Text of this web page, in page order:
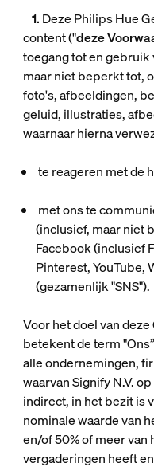
1. Deze Philips Hue
content ("deze
toegang tot en
maar niet beperkt tot,
foto's, afbeeldingen,
geluid, illustraties,
waarnaar hierna
te reageren met de
met ons te
(inclusief, maar niet
Facebook (inclusief
Pinterest, YouTube,
(gezamenlijk "SNS").
Voor het doel van
betekent de term
alle ondernemingen,
waarvan Signify N.V.
indirect, in het bezit is
nominale waarde van
en/of 50% of meer
vergaderingen heeft